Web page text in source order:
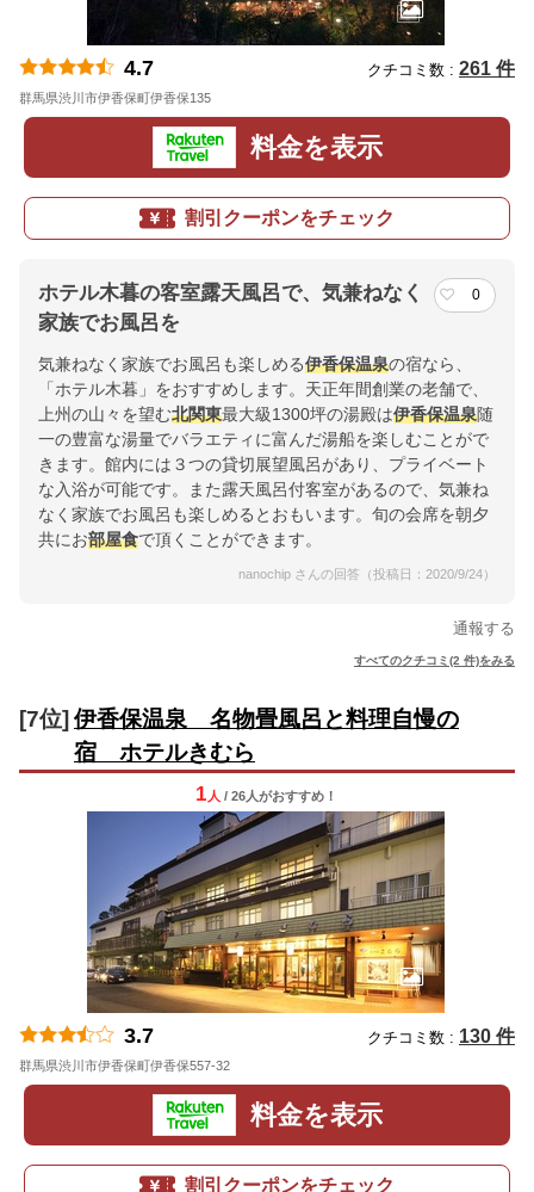
4.7 クチコミ数 : 261 件
群馬県渋川市伊香保町伊香保135
料金を表示
割引クーポンをチェック
ホテル木暮の客室露天風呂で、気兼ねなく
家族でお風呂を
0
気兼ねなく家族でお風呂も楽しめる伊香保温泉の宿なら、
「ホテル木暮」をおすすめします。天正年間創業の老舗で、
上州の山々を望む北関東最大級1300坪の湯殿は伊香保温泉随
一の豊富な湯量でバラエティに富んだ湯船を楽しむことがで
きます。館内には３つの貸切展望風呂があり、プライベート
な入浴が可能です。また露天風呂付客室があるので、気兼ね
なく家族でお風呂も楽しめるとおもいます。旬の会席を朝夕
共にお部屋食で頂くことができます。
nanochip さんの回答（投稿日：2020/9/24）
通報する
すべてのクチコミ(2 件)をみる
[7位] 伊香保温泉 名物畳風呂と料理自慢の
宿 ホテルきむら
1 人 / 26人がおすすめ！
3.7 クチコミ数 : 130 件
群馬県渋川市伊香保町伊香保557-32
料金を表示
割引クーポンをチェック